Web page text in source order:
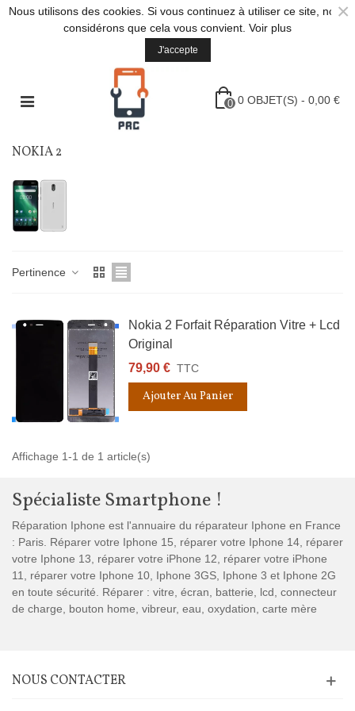
Nous utilisons des cookies. Si vous continuez à utiliser ce site, nous
considérons que cela vous convient. Voir plus
J'accepte
×
0 0 OBJET(S) - 0,00 €
NOKIA 2
Pertinence
Nokia 2 Forfait Réparation Vitre + Lcd
Original
79,90 € TTC
Ajouter Au Panier
Affichage 1-1 de 1 article(s)
Spécialiste Smartphone !
Réparation Iphone est l'annuaire du réparateur Iphone en France
: Paris. Réparer votre Iphone 15, réparer votre Iphone 14, réparer
votre Iphone 13, réparer votre iPhone 12, réparer votre iPhone
11, réparer votre Iphone 10, Iphone 3GS, Iphone 3 et Iphone 2G
en toute sécurité. Réparer : vitre, écran, batterie, lcd, connecteur
de charge, bouton home, vibreur, eau, oxydation, carte mère
NOUS CONTACTER